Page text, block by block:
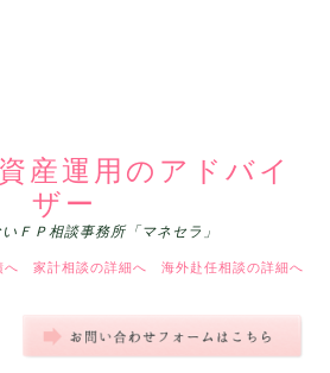
産運用のアドバイ
ザー
ＦＰ相談事務所「マネセラ」
へ 家計相談の詳細へ 海外赴任相談の詳細へ